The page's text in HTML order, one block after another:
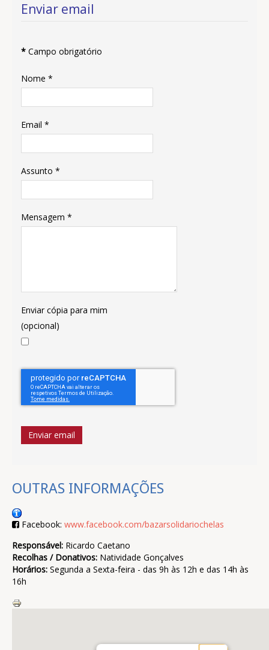
Enviar email
* Campo obrigatório
Nome *
Email *
Assunto *
Mensagem *
Enviar cópia para mim
(opcional)
Enviar email
OUTRAS INFORMAÇÕES
Facebook: www.facebook.com/bazarsolidariochelas
Responsável: Ricardo Caetano
Recolhas / Donativos: Natividade Gonçalves
Horários: Segunda a Sexta-feira - das 9h às 12h e das 14h às
16h